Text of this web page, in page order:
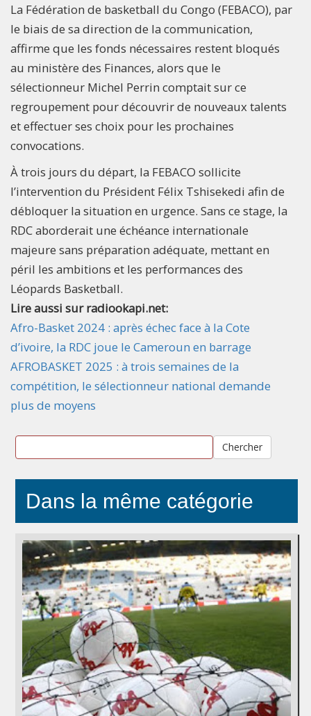
La Fédération de basketball du Congo (FEBACO), par
le biais de sa direction de la communication,
affirme que les fonds nécessaires restent bloqués
au ministère des Finances, alors que le
sélectionneur Michel Perrin comptait sur ce
regroupement pour découvrir de nouveaux talents
et effectuer ses choix pour les prochaines
convocations.
À trois jours du départ, la FEBACO sollicite
l’intervention du Président Félix Tshisekedi afin de
débloquer la situation en urgence. Sans ce stage, la
RDC aborderait une échéance internationale
majeure sans préparation adéquate, mettant en
péril les ambitions et les performances des
Léopards Basketball.
Lire aussi sur radiookapi.net:
Afro-Basket 2024 : après échec face à la Cote
d’ivoire, la RDC joue le Cameroun en barrage
AFROBASKET 2025 : à trois semaines de la
compétition, le sélectionneur national demande
plus de moyens
Chercher
Dans la même catégorie